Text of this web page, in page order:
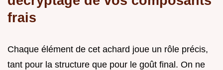
frais
Chaque élément de cet achard joue un rôle précis,
tant pour la structure que pour le goût final. On ne